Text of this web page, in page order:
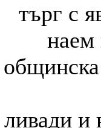
търг с
наем
ливади и